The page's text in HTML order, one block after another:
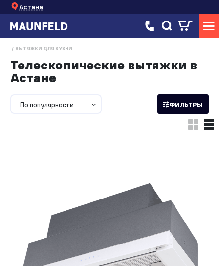
Астана
ВЫТЯЖКИ ДЛЯ КУХНИ
Телескопические вытяжки в
Астане
По популярности ФИЛЬТРЫ